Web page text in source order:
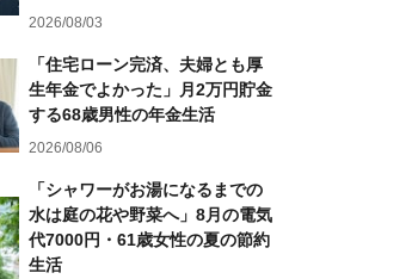
2026/08/03
「住宅ローン完済、夫婦とも厚
生年金でよかった」月2万円貯金
する68歳男性の年金生活
2026/08/06
「シャワーがお湯になるまでの
水は庭の花や野菜へ」8月の電気
代7000円・61歳女性の夏の節約
生活